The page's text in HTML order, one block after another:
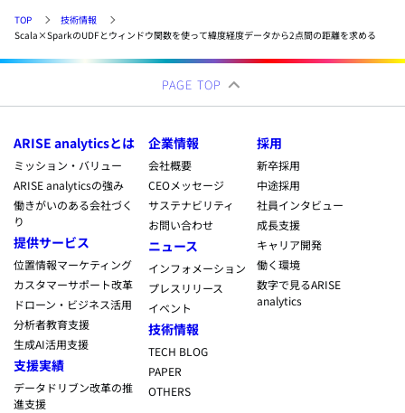
TOP
技術情報
Scala×SparkのUDFとウィンドウ関数を使って緯度経度データから2点間の距離を求める
PAGE TOP
ARISE analyticsとは
ミッション・バリュー
ARISE analyticsの強み
働きがいのある会社づく
り
提供サービス
位置情報マーケティング
カスタマーサポート改革
ドローン・ビジネス活用
分析者教育支援
生成AI活用支援
支援実績
データドリブン改革の推
進支援
企業情報
会社概要
CEOメッセージ
サステナビリティ
お問い合わせ
ニュース
インフォメーション
プレスリリース
イベント
技術情報
TECH BLOG
PAPER
OTHERS
採用
新卒採用
中途採用
社員インタビュー
成長支援
キャリア開発
働く環境
数字で見るARISE
analytics